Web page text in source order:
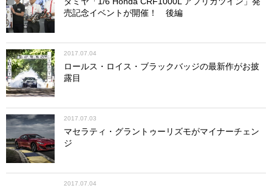
売記念イベントが開催！ 後編
2017.07.04
ロールス・ロイス・ブラックバッジの最新作がお披
露目
2017.07.03
マセラティ・グラントゥーリズモがマイナーチェン
ジ
2017.07.04